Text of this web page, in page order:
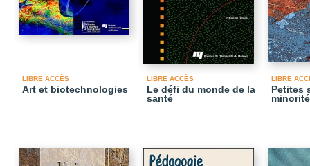
LIBRE ACCÈS
Art et biotechnologies
LIBRE ACCÈS
Le défi du monde de la
santé
LIBRE
Petites